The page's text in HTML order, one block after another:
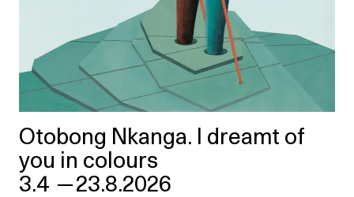
Otobong Nkanga. I dreamt of
you in colours
3.4 —23.8.2026